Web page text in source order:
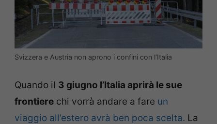
Svizzera e Austria non aprono i confini con l’Italia
Quando il 3 giugno l’Italia aprirà le sue
frontiere chi vorrà andare a fare un
viaggio all’estero avrà ben poca scelta. La